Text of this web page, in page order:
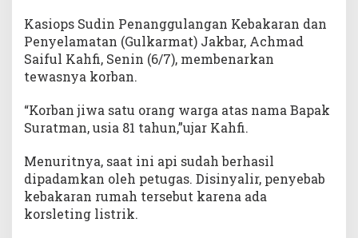
Kasiops Sudin Penanggulangan Kebakaran dan
Penyelamatan (Gulkarmat) Jakbar, Achmad
Saiful Kahfi, Senin (6/7), membenarkan
tewasnya korban.
“Korban jiwa satu orang warga atas nama Bapak
Suratman, usia 81 tahun,”ujar Kahfi.
Menuritnya, saat ini api sudah berhasil
dipadamkan oleh petugas. Disinyalir, penyebab
kebakaran rumah tersebut karena ada
korsleting listrik.